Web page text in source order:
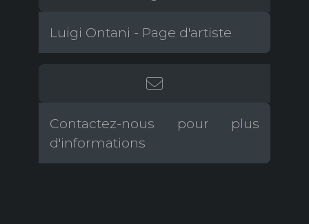
Luigi Ontani - Page d'artiste
Contactez-nous pour plus
d'informations